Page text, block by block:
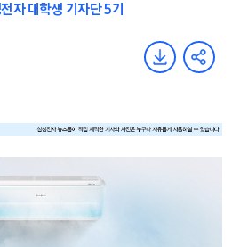
자 대학생 기자단 5기